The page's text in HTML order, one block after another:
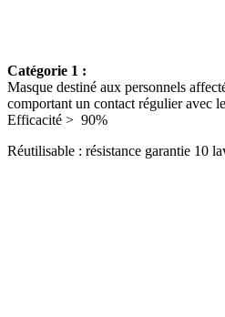
Catégorie 1 :
Masque destiné aux personnels
comportant un contact régulier avec
Efficacité > 90%
Réutilisable : résistance garantie 10